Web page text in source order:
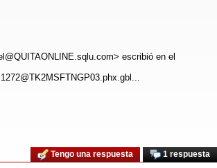
escribió en el
1 respuesta
Tengo una respuesta